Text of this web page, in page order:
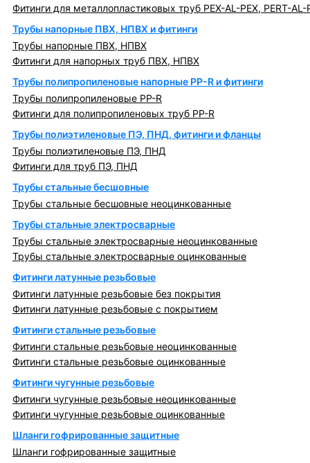
Фитинги для металлопластиковых труб PEX-AL-PEX, PERT-AL-
Трубы напорные ПВХ, НПВХ и фитинги
Трубы напорные ПВХ, НПВХ
Фитинги для напорных труб ПВХ, НПВХ
Трубы полипропиленовые напорные PP-R и фитинги
Трубы полипропиленовые PP-R
Фитинги для полипропиленовых труб PP-R
Трубы полиэтиленовые ПЭ, ПНД, фитинги и фланцы
Трубы полиэтиленовые ПЭ, ПНД
Фитинги для труб ПЭ, ПНД
Трубы стальные бесшовные
Трубы стальные бесшовные неоцинкованные
Трубы стальные электросварные
Трубы стальные электросварные неоцинкованные
Трубы стальные электросварные оцинкованные
Фитинги латунные резьбовые
Фитинги латунные резьбовые без покрытия
Фитинги латунные резьбовые с покрытием
Фитинги стальные резьбовые
Фитинги стальные резьбовые неоцинкованные
Фитинги стальные резьбовые оцинкованные
Фитинги чугунные резьбовые
Фитинги чугунные резьбовые неоцинкованные
Фитинги чугунные резьбовые оцинкованные
Шланги гофрированные защитные
Шланги гофрированные защитные